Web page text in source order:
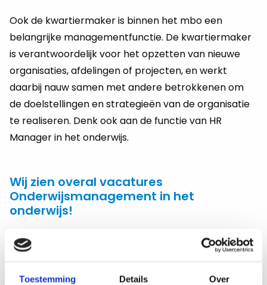
Toestemming Details Over
Ook de kwartiermaker is binnen het mbo een
belangrijke managementfunctie. De kwartiermaker
is verantwoordelijk voor het opzetten van nieuwe
organisaties, afdelingen of projecten, en werkt
daarbij nauw samen met andere betrokkenen om
de doelstellingen en strategieën van de organisatie
te realiseren. Denk ook aan de functie van HR
Manager in het onderwijs.
Wij zien overal vacatures
Onderwijsmanagement in het
onderwijs!
Wij zien altijd kansen voor getalenteerde en
ambitieuze professionals zoals jij, en wij willen jou
graag helpen om deze te vinden. Laat ons jou onder